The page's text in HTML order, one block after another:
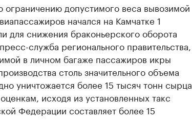
допустимого веса вывозимой
начался на Камчатке 1
для снижения браконьерского оборота
пресс-служба регионального правительства,
в личном багаже пассажиров икры
столь значительного объема
уничтожается более 15 тысяч тонн сырца
исходя из установленных такс
Федерации составляет более 15